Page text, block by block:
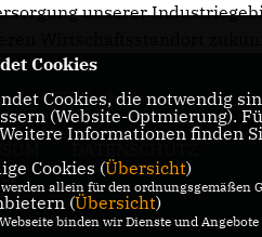
unserer
der CDU Wertheim
Cookies
Cookies, die notwendig
(Website-Optmierung).
Informationen finden
Cookies (Übersicht)
allein für den ordnungsgemäßen
(Übersicht)
binden wir Dienste und